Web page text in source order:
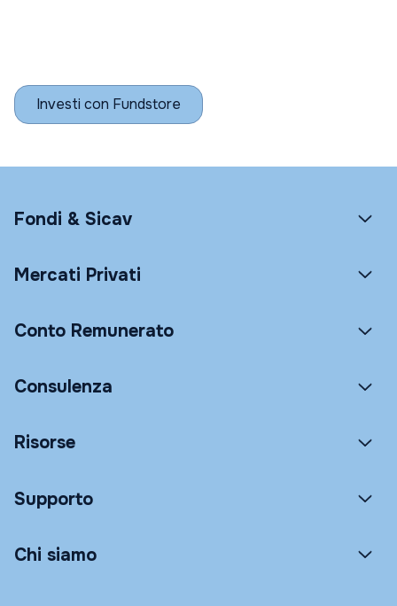
Investi con Fundstore
Fondi & Sicav
Mercati Privati
Conto Remunerato
Consulenza
Risorse
Supporto
Chi siamo